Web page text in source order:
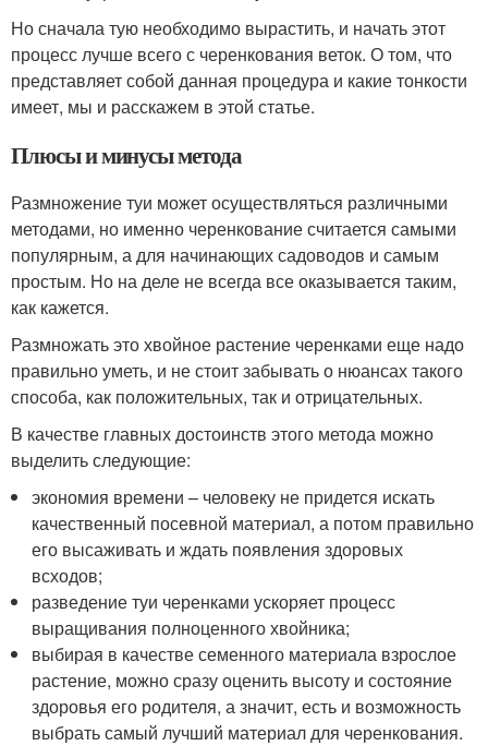
Но сначала тую необходимо вырастить, и начать этот
процесс лучше всего с черенкования веток. О том, что
представляет собой данная процедура и какие тонкости
имеет, мы и расскажем в этой статье.
Плюсы и минусы метода
Размножение туи может осуществляться различными
методами, но именно черенкование считается самыми
популярным, а для начинающих садоводов и самым
простым. Но на деле не всегда все оказывается таким,
как кажется.
Размножать это хвойное растение черенками еще надо
правильно уметь, и не стоит забывать о нюансах такого
способа, как положительных, так и отрицательных.
В качестве главных достоинств этого метода можно
выделить следующие:
экономия времени – человеку не придется искать
качественный посевной материал, а потом правильно
его высаживать и ждать появления здоровых
всходов;
разведение туи черенками ускоряет процесс
выращивания полноценного хвойника;
выбирая в качестве семенного материала взрослое
растение, можно сразу оценить высоту и состояние
здоровья его родителя, а значит, есть и возможность
выбрать самый лучший материал для черенкования.